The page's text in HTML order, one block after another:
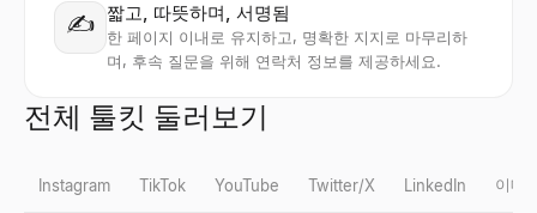
✍️ 짧고, 따뜻하며, 서명됨
한 페이지 이내로 유지하고, 명확한 지지로 마무리하
며, 후속 질문을 위해 연락처 정보를 제공하세요.
전체 툴킷 둘러보기
Instagram TikTok YouTube Twitter/X LinkedIn 이메